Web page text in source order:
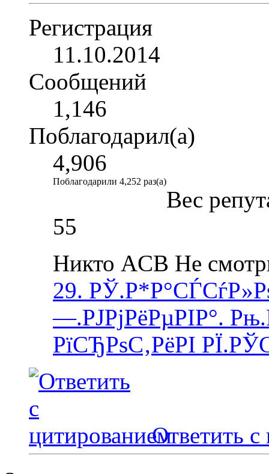
Регистрация
11.10.2014
Сообщений
1,146
Поблагодарил(а)
4,906
Поблагодарили 4,252 раз(а)
Вес
55
Никто ACB Не
29.
—.РЈРјРёРµРІР°.
РїСЂРѕС‚РёРІ
Ответить с